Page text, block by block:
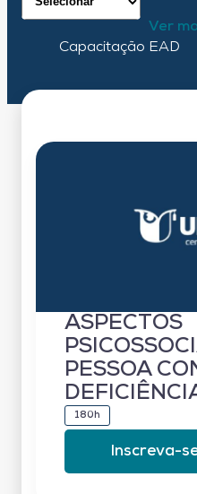
Ver
Capacitação EAD
ASPECTOS
PESSOA
180h
Inscreva-